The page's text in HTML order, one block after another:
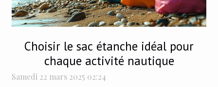
Choisir le sac étanche idéal pour
chaque activité nautique
Samedi 22 mars 2025 02:24